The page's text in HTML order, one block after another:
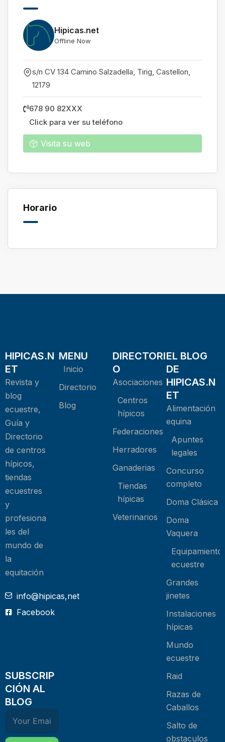
Hipicas.net
Offline Now
s/n CV 134 Camino Salzadella, Tirig, Castellon,
12179
678 90 82XXX
Click para ver su teléfono
Visita su web
Horario
HIPICAS.N
ET
Revista y
blog
ecuestre,
Guía y
Directorio
de centros
hípicos,
tiendas
ecuestres
y
profesiona
les del
mundo de
la
equitación
info@hipicas,net
Facebook
SUBSCRIP
CIÓN AL
BLOG
MENU
Inicio
Directorio
Blog
DIRECTORI
O
Asociaciones
Centros
hípicos
Federaciones
Herradores
Ganaderias
Tiendas
hípicas
Veterinarios
EL BLOG
DE
HIPICAS.N
ET
Alimentación
equina
Apuntes
legales
Concurso
completo
Doma Clásica
Doma
Vaquera
Equipamiento
ecuestre
Grandes
jinetes
Instalaciones
hípicas
Mundo
ecuestre
Raid
Razas de
Caballos
Salto de
obstaculos